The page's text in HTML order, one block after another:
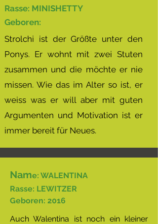
Rasse: MINISHETTY
Geboren:
Strolchi ist der Größte unter den
Ponys. Er wohnt mit zwei Stuten
zusammen und die möchte er nie
missen. Wie das im Alter so ist, er
weiss was er will aber mit guten
Argumenten und Motivation ist er
immer bereit für Neues.
Name: WALENTINA
Rasse: LEWITZER
Geboren: 2016
​Auch Walentina ist noch ein kleiner